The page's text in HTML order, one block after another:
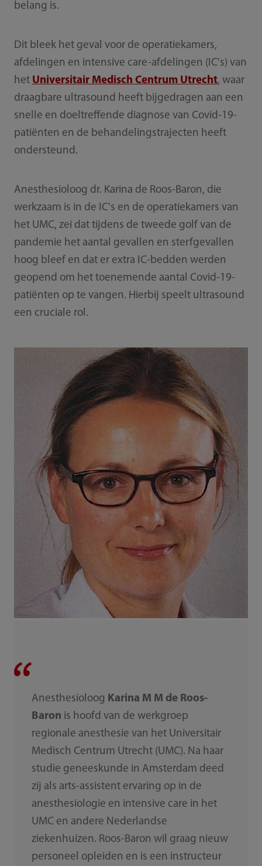
belang is.
Dit bleek het geval voor de operatiekamers,
afdelingen en intensive care-afdelingen (IC's) van
het Universitair Medisch Centrum Utrecht, waar
draagbare ultrasound heeft bijgedragen aan een
snelle en doeltreffende diagnose van Covid-19-
patiënten en de behandelingstrajecten heeft
ondersteund.
Anesthesioloog dr. Karina de Roos-Baron, die
werkzaam is in de IC's en de operatiekamers van
het UMC, zei dat tijdens de tweede golf van de
pandemie het aantal gevallen en sterfgevallen
hoog bleef en dat er extra IC-bedden werden
geopend om het toenemende aantal Covid-19-
patiënten op te vangen. Hierbij speelt ultrasound
een cruciale rol.
Anesthesioloog Karina M M de Roos-
Baron is hoofd van de werkgroep
regionale anesthesie van het Universitair
Medisch Centrum Utrecht (UMC). Na haar
studie geneeskunde in Amsterdam deed
zij als arts-assistent ervaring op in de
anesthesiologie en intensive care in het
UMC en andere Nederlandse
ziekenhuizen. Roos-Baron wil graag nieuw
personeel opleiden en is een instructeur